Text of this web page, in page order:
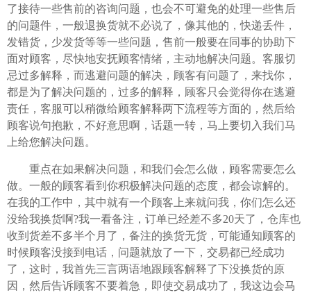
了接待一些售前的咨询问题，也会不可避免的处理一些售后
的问题件，一般退换货就不必说了，像其他的，快递丢件，
发错货，少发货等等一些问题，售前一般要在同事的协助下
面对顾客，尽快地安抚顾客情绪，主动地解决问题。客服切
忌过多解释，而逃避问题的解决，顾客有问题了，来找你，
都是为了解决问题的，过多的解释，顾客只会觉得你在逃避
责任，客服可以稍微给顾客解释两下流程等方面的，然后给
顾客说句抱歉，不好意思啊，话题一转，马上要切入我们马
上给您解决问题。
重点在如果解决问题，和我们会怎么做，顾客需要怎么
做。一般的顾客看到你积极解决问题的态度，都会谅解的。
在我的工作中，其中就有一个顾客上来就问我，你们怎么还
没给我换货啊?我一看备注，订单已经差不多20天了，仓库也
收到货差不多半个月了，备注的换货无货，可能通知顾客的
时候顾客没接到电话，问题就放了一下，交易都已经成功
了，这时，我首先三言两语地跟顾客解释了下没换货的原
因，然后告诉顾客不要着急，即使交易成功了，我这边会马